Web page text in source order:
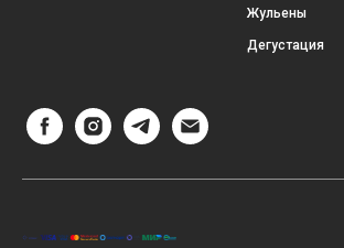
Жульены
Дегустация